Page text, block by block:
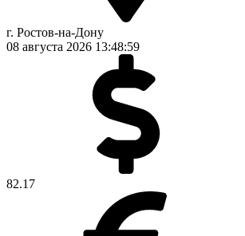
г. Ростов-на-Дону
08 августа 2026 13:48:59
82.17